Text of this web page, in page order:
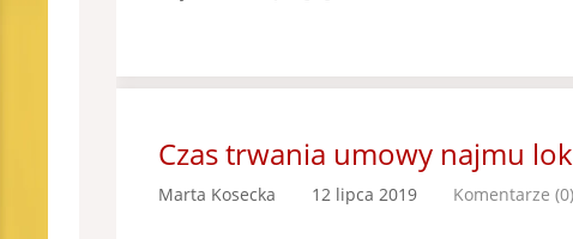
Czas trwania umowy najmu
Marta Kosecka 12 lipca 2019 Komentarze (0)